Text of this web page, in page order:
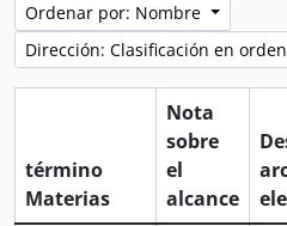
Ordenar por: Nombre
Dirección: Clasificación en
término
Materias
Nota
sobre
el
alcance